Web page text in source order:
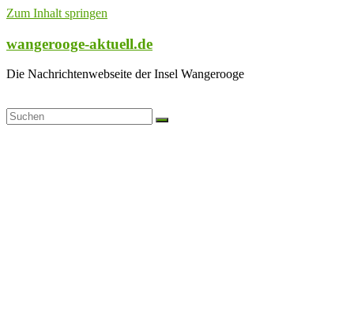
Zum Inhalt springen
wangerooge-aktuell.de
Die Nachrichtenwebseite der Insel Wangerooge